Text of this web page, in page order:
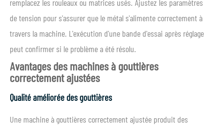
remplacez les rouleaux ou matrices usés. Ajustez les paramètres
de tension pour s'assurer que le métal s'alimente correctement à
travers la machine. L'exécution d'une bande d'essai après réglage
peut confirmer si le problème a été résolu.
Avantages des machines à gouttières
correctement ajustées
Qualité améliorée des gouttières
Une machine à gouttières correctement ajustée produit des